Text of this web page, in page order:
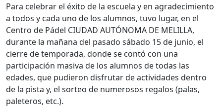
Para celebrar el éxito de la escuela y en agradecimiento
a todos y cada uno de los alumnos, tuvo lugar, en el
Centro de Pádel CIUDAD AUTÓNOMA DE MELILLA,
durante la mañana del pasado sábado 15 de junio, el
cierre de temporada, donde se contó con una
participación masiva de los alumnos de todas las
edades, que pudieron disfrutar de actividades dentro
de la pista y, el sorteo de numerosos regalos (palas,
paleteros, etc.).